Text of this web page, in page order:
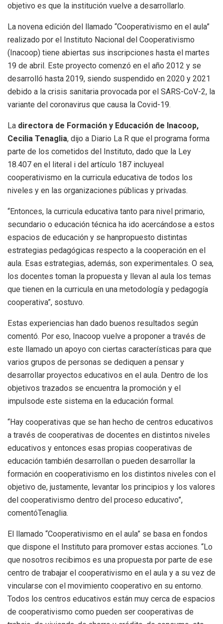
objetivo es que la institución vuelve a desarrollarlo.
La novena edición del llamado “Cooperativismo en el aula”
realizado por el Instituto Nacional del Cooperativismo
(Inacoop) tiene abiertas sus inscripciones hasta el martes
19 de abril. Este proyecto comenzó en el año 2012 y se
desarrolló hasta 2019, siendo suspendido en 2020 y 2021
debido a la crisis sanitaria provocada por el SARS-CoV-2, la
variante del coronavirus que causa la Covid-19.
La directora de Formación y Educación de Inacoop,
Cecilia Tenaglia, dijo a Diario La R que el programa forma
parte de los cometidos del Instituto, dado que la Ley
18.407 en el literal i del artículo 187 incluyeal
cooperativismo en la curricula educativa de todos los
niveles y en las organizaciones públicas y privadas.
“Entonces, la curricula educativa tanto para nivel primario,
secundario o educación técnica ha ido acercándose a estos
espacios de educación y se hanpropuesto distintas
estrategias pedagógicas respecto a la cooperación en el
aula. Esas estrategias, además, son experimentales. O sea,
los docentes toman la propuesta y llevan al aula los temas
que tienen en la curricula en una metodología y pedagogía
cooperativa”, sostuvo.
Estas experiencias han dado buenos resultados según
comentó. Por eso, Inacoop vuelve a proponer a través de
este llamado un apoyo con ciertas características para que
varios grupos de personas se dediquen a pensar y
desarrollar proyectos educativos en el aula. Dentro de los
objetivos trazados se encuentra la promoción y el
impulsode este sistema en la educación formal.
“Hay cooperativas que se han hecho de centros educativos
a través de cooperativas de docentes en distintos niveles
educativos y entonces esas propias cooperativas de
educación también desarrollan o pueden desarrollar la
formación en cooperativismo en los distintos niveles con el
objetivo de, justamente, levantar los principios y los valores
del cooperativismo dentro del proceso educativo”,
comentóTenaglia.
El llamado “Cooperativismo en el aula” se basa en fondos
que dispone el Instituto para promover estas acciones. “Lo
que nosotros recibimos es una propuesta por parte de ese
centro de trabajar el cooperativismo en el aula y a su vez de
vincularse con el movimiento cooperativo en su entorno.
Todos los centros educativos están muy cerca de espacios
de cooperativismo como pueden ser cooperativas de